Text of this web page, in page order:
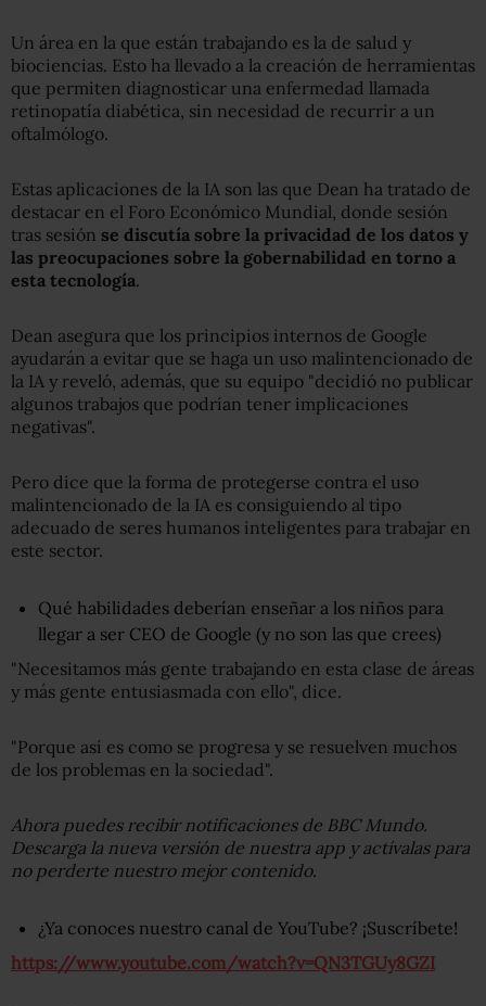
Un área en la que están trabajando es la de salud y
biociencias. Esto ha llevado a la creación de herramientas
que permiten diagnosticar una enfermedad llamada
retinopatía diabética, sin necesidad de recurrir a un
oftalmólogo.
Estas aplicaciones de la IA son las que Dean ha tratado de
destacar en el Foro Económico Mundial, donde sesión
tras sesión se discutía sobre la privacidad de los datos y
las preocupaciones sobre la gobernabilidad en torno a
esta tecnología.
Dean asegura que los principios internos de Google
ayudarán a evitar que se haga un uso malintencionado de
la IA y reveló, además, que su equipo "decidió no publicar
algunos trabajos que podrían tener implicaciones
negativas".
Pero dice que la forma de protegerse contra el uso
malintencionado de la IA es consiguiendo al tipo
adecuado de seres humanos inteligentes para trabajar en
este sector.
Qué habilidades deberían enseñar a los niños para
llegar a ser CEO de Google (y no son las que crees)
"Necesitamos más gente trabajando en esta clase de áreas
y más gente entusiasmada con ello", dice.
"Porque así es como se progresa y se resuelven muchos
de los problemas en la sociedad".
Ahora puedes recibir notificaciones de BBC Mundo.
Descarga la nueva versión de nuestra app y actívalas para
no perderte nuestro mejor contenido.
¿Ya conoces nuestro canal de YouTube? ¡Suscríbete!
https://www.youtube.com/watch?v=QN3TGUy8GZI